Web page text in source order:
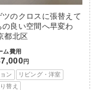
ツのクロスに張替えて
の良い空間へ早変わ
都北区
ム費用
円
ン
リビング・洋室
替え